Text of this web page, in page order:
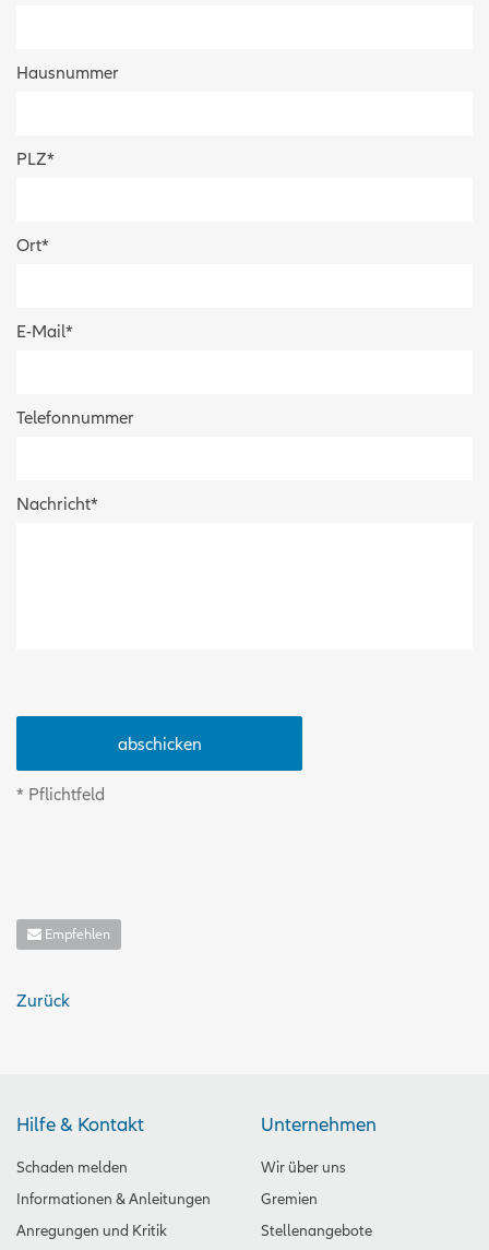
Hausnummer
PLZ*
Ort*
E-Mail*
Telefonnummer
Nachricht*
* Pflichtfeld
Empfehlen
Zurück
Hilfe & Kontakt
Schaden melden
Informationen & Anleitungen
Anregungen und Kritik
Unternehmen
Wir über uns
Gremien
Stellenangebote